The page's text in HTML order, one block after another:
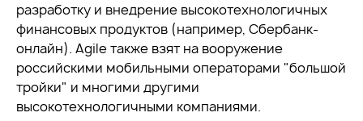
разработку и внедрение высокотехнологичных
финансовых продуктов (например, Сбербанк-
онлайн). Agile также взят на вооружение
российскими мобильными операторами "большой
тройки" и многими другими
высокотехнологичными компаниями.